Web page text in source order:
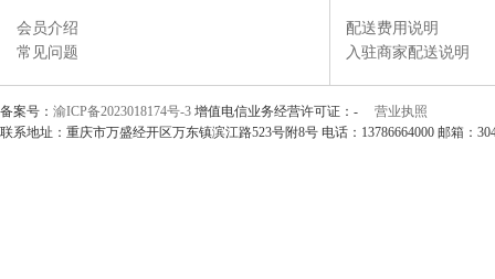
会员介绍
常见问题
配送费用说明
入驻商家配送说明
备案号： 渝ICP备2023018174号-3 增值电信业务经营许可证：-
营业执照
联系地址：重庆市万盛经开区万东镇滨江路523号附8号 电话：13786664000 邮箱：